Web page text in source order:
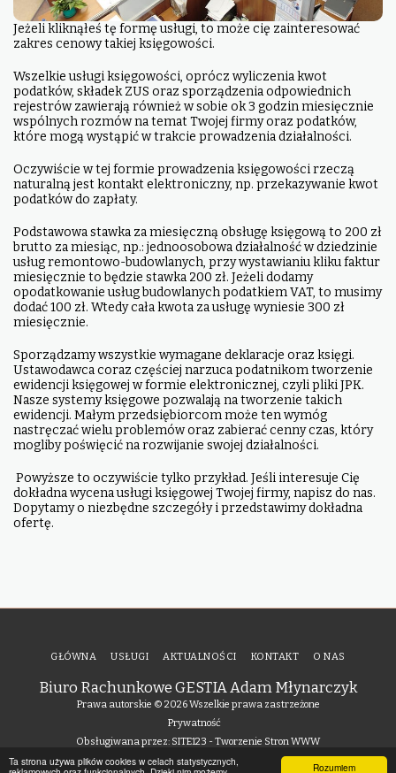
Rozumiem
Ta strona używa plików cookies w celach statystycznych,
Jeżeli kliknąłeś tę formę usługi, to może cię zainteresować
zakres cenowy takiej księgowości.
Wszelkie usługi księgowości, oprócz wyliczenia kwot
podatków, składek ZUS oraz sporządzenia odpowiednich
rejestrów zawierają również w sobie ok 3 godzin miesięcznie
wspólnych rozmów na temat Twojej firmy oraz podatków,
które mogą wystąpić w trakcie prowadzenia działalności.
Oczywiście w tej formie prowadzenia księgowości rzeczą
naturalną jest kontakt elektroniczny, np. przekazywanie kwot
podatków do zapłaty.
Podstawowa stawka za miesięczną obsługę księgową to 200 zł
brutto za miesiąc, np.: jednoosobowa działalność w dziedzinie
usług remontowo-budowlanych, przy wystawianiu kliku faktur
miesięcznie to będzie stawka 200 zł. Jeżeli dodamy
opodatkowanie usług budowlanych podatkiem VAT, to musimy
dodać 100 zł. Wtedy cała kwota za usługę wyniesie 300 zł
miesięcznie.
Sporządzamy wszystkie wymagane deklaracje oraz księgi.
Ustawodawca coraz częściej narzuca podatnikom tworzenie
ewidencji księgowej w formie elektronicznej, czyli pliki JPK.
Nasze systemy księgowe pozwalają na tworzenie takich
ewidencji. Małym przedsiębiorcom może ten wymóg
nastręczać wielu problemów oraz zabierać cenny czas, który
mogliby poświęcić na rozwijanie swojej działalności.
Powyższe to oczywiście tylko przykład. Jeśli interesuje Cię
dokładna wycena usługi księgowej Twojej firmy, napisz do nas.
Dopytamy o niezbędne szczegóły i przedstawimy dokładna
ofertę.
Biuro Rachunkowe GESTIA Adam Młynarczyk
Prawa autorskie © 2026 Wszelkie prawa zastrzeżone
Prywatność
Obsługiwana przez: SITE123 -Tworzenie Stron WWW
GŁÓWNA USŁUGI AKTUALNOŚCI KONTAKT O NAS